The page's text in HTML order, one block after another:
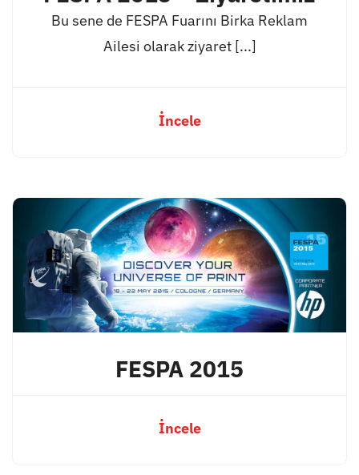
Bu sene de FESPA Fuarını Birka Reklam
Ailesi olarak ziyaret [...]
İncele
FESPA 2015
İncele